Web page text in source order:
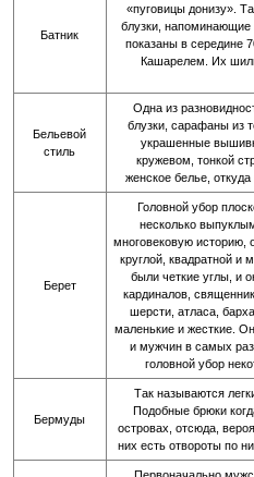
Батник
«пуговицы донизу».
блузки,
показаны в середине
Кашарелем. Их
Бельевой
стиль
Одна из
блузки, сарафаны из
украшенные
кружевом, тонкой
женское белье,
Берет
Головной убор
несколько
многовековую
круглой, квадратной и
были четкие углы, и
кардиналов,
шерсти, атласа,
маленькие и жесткие.
и мужчин в самых
головной убор
Бермуды
Так называются
Подобные брюки
островах, отсюда,
них есть отвороты по